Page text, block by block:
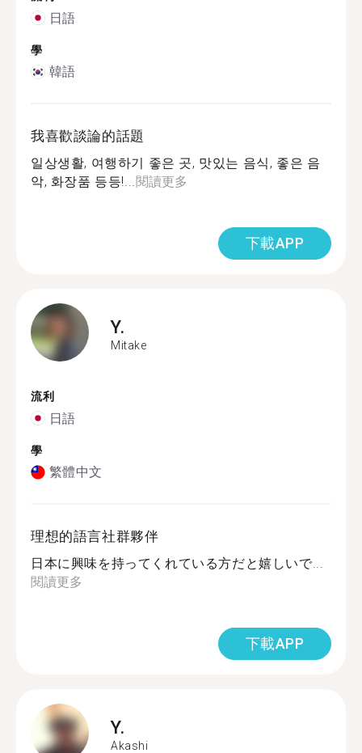
日語
學
韓語
我喜歡談論的話題
일상생활, 여행하기 좋은 곳, 맛있는 음식, 좋은 음
악, 화장품 등등!...閱讀更多
下載APP
Y.
Mitake
流利
日語
學
繁體中文
理想的語言社群夥伴
日本に興味を持ってくれている方だと嬉しいで...
閱讀更多
下載APP
Y.
Akashi